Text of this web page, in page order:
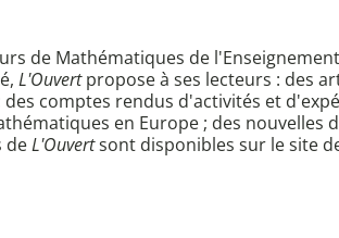
de Mathématiques de
L'Ouvertpropose à ses lecteurs : des
comptes rendus d'activités et
en Europe ; des nouvelles
deL'Ouvertsont disponibles sur le site